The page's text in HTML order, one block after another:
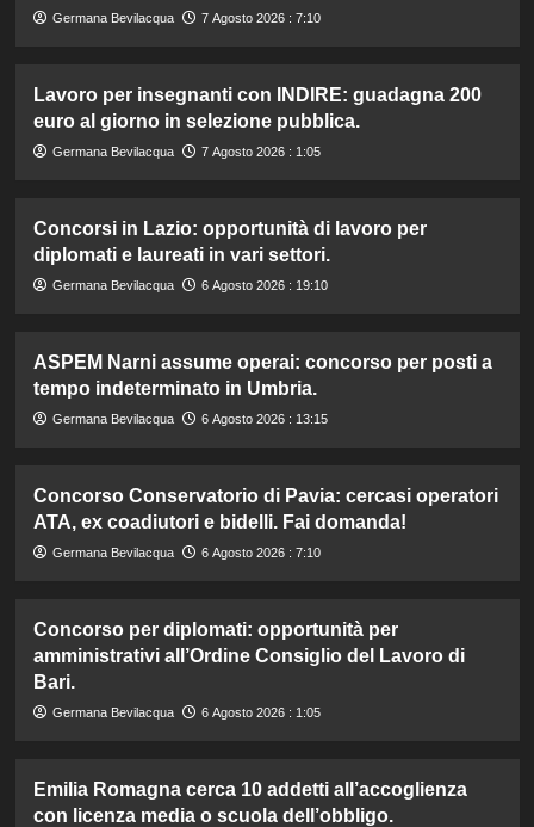
Germana Bevilacqua 7 Agosto 2026 : 7:10
Lavoro per insegnanti con INDIRE: guadagna 200
euro al giorno in selezione pubblica.
Germana Bevilacqua 7 Agosto 2026 : 1:05
Concorsi in Lazio: opportunità di lavoro per
diplomati e laureati in vari settori.
Germana Bevilacqua 6 Agosto 2026 : 19:10
ASPEM Narni assume operai: concorso per posti a
tempo indeterminato in Umbria.
Germana Bevilacqua 6 Agosto 2026 : 13:15
Concorso Conservatorio di Pavia: cercasi operatori
ATA, ex coadiutori e bidelli. Fai domanda!
Germana Bevilacqua 6 Agosto 2026 : 7:10
Concorso per diplomati: opportunità per
amministrativi all’Ordine Consiglio del Lavoro di
Bari.
Germana Bevilacqua 6 Agosto 2026 : 1:05
Emilia Romagna cerca 10 addetti all’accoglienza
con licenza media o scuola dell’obbligo.